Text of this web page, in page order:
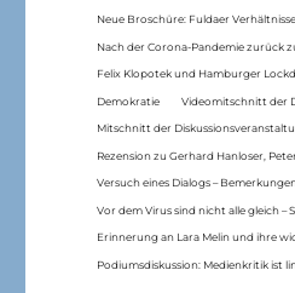
Neue Broschüre: Fuldaer
Nach der Corona-Pandemie zurück
Felix Klopotek und Hamburger
Demokratie Videomitschnitt der
Mitschnitt der
Rezension zu Gerhard Hanloser,
Versuch eines Dialogs –
Vor dem Virus sind nicht alle gleich
Erinnerung an Lara Melin und ihre
Podiumsdiskussion: Medienkritik ist